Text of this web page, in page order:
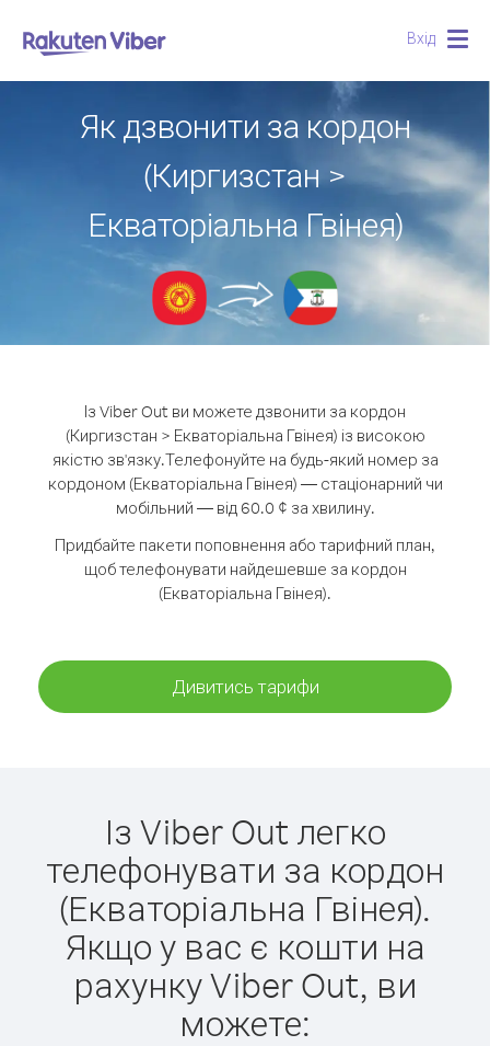
Вхід
Як дзвонити за кордон
(Киргизстан >
Екваторіальна Гвінея)
Із Viber Out ви можете дзвонити за кордон
(Киргизстан > Екваторіальна Гвінея) із високою
якістю зв'язку.Телефонуйте на будь-який номер за
кордоном (Екваторіальна Гвінея) — стаціонарний чи
мобільний — від 60.0 ¢ за хвилину.
Придбайте пакети поповнення або тарифний план,
щоб телефонувати найдешевше за кордон
(Екваторіальна Гвінея).
Дивитись тарифи
Із Viber Out легко
телефонувати за кордон
(Екваторіальна Гвінея).
Якщо у вас є кошти на
рахунку Viber Out, ви
можете: